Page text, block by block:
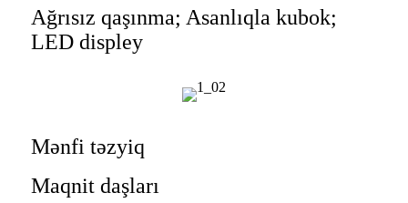
Ağrısız qaşınma; Asanlıqla kubok;
LED displey
Mənfi təzyiq
Maqnit daşları